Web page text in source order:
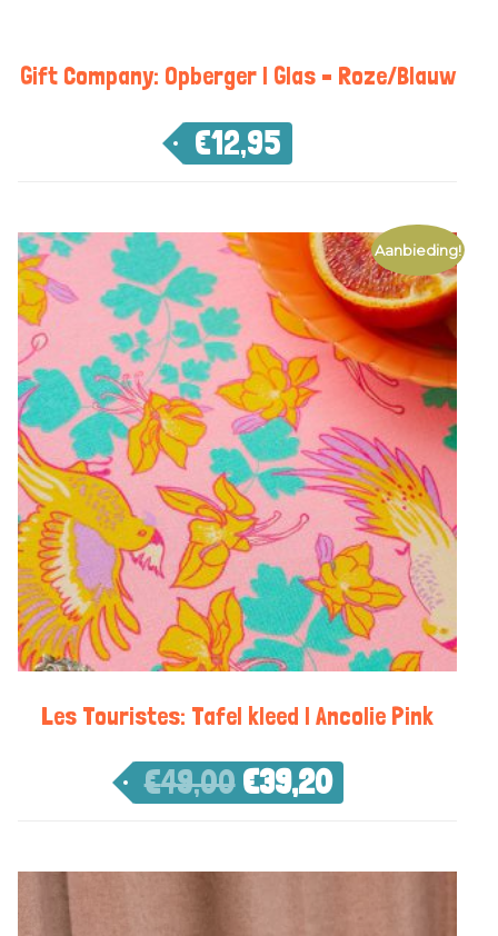
Gift Company: Opberger | Glas – Roze/Blauw
€12,95
Aanbieding!
Les Touristes: Tafel kleed | Ancolie Pink
€49,00 €39,20